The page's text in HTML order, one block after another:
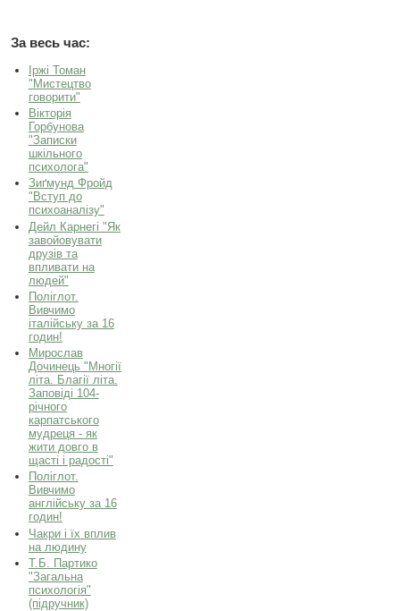
За весь час:
Іржі Томан
"Мистецтво
говорити"
Вікторія
Горбунова
"Записки
шкільного
психолога"
Зиґмунд Фройд
"Вступ до
психоаналізу"
Дейл Карнегі "Як
завойовувати
друзів та
впливати на
людей"
Поліглот.
Вивчимо
італійську за 16
годин!
Мирослав
Дочинець "Многії
літа. Благії літа.
Заповіді 104-
річного
карпатського
мудреця - як
жити довго в
щасті і радості"
Поліглот.
Вивчимо
англійську за 16
годин!
Чакри і їх вплив
на людину
Т.Б. Партико
"Загальна
психологія"
(підручник)